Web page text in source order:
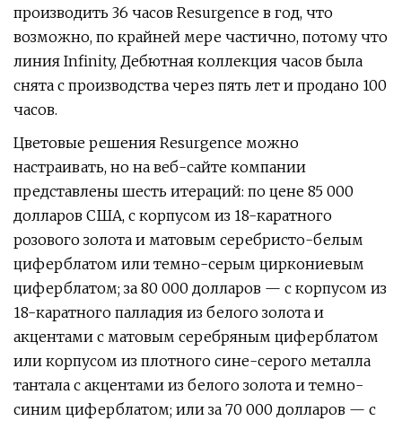
производить 36 часов Resurgence в год, что
возможно, по крайней мере частично, потому что
линия Infinity, Дебютная коллекция часов была
снята с производства через пять лет и продано 100
часов.
Цветовые решения Resurgence можно
настраивать, но на веб-сайте компании
представлены шесть итераций: по цене 85 000
долларов США, с корпусом из 18-каратного
розового золота и матовым серебристо-белым
циферблатом или темно-серым циркониевым
циферблатом; за 80 000 долларов — с корпусом из
18-каратного палладия из белого золота и
акцентами с матовым серебряным циферблатом
или корпусом из плотного сине-серого металла
тантала с акцентами из белого золота и темно-
синим циферблатом; или за 70 000 долларов — с